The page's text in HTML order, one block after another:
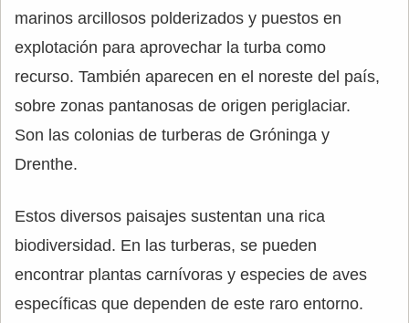
marinos arcillosos polderizados y puestos en
explotación para aprovechar la turba como
recurso. También aparecen en el noreste del país,
sobre zonas pantanosas de origen periglaciar.
Son las colonias de turberas de Gróninga y
Drenthe.
Estos diversos paisajes sustentan una rica
biodiversidad. En las turberas, se pueden
encontrar plantas carnívoras y especies de aves
específicas que dependen de este raro entorno.